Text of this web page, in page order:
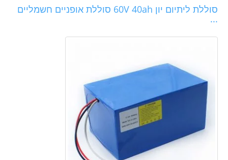
סוללת ליתיום יון 60V 40ah סוללת אופניים חשמליים
...